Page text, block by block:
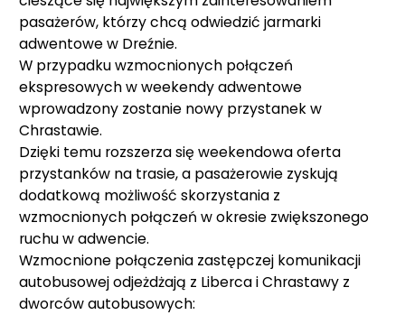
pasażerów, którzy chcą odwiedzić jarmarki
adwentowe w Dreźnie.
W przypadku wzmocnionych połączeń
ekspresowych w weekendy adwentowe
wprowadzony zostanie nowy przystanek w
Chrastawie.
Dzięki temu rozszerza się weekendowa oferta
przystanków na trasie, a pasażerowie zyskują
dodatkową możliwość skorzystania z
wzmocnionych połączeń w okresie zwiększonego
ruchu w adwencie.
Wzmocnione połączenia zastępczej komunikacji
autobusowej odjeżdżają z Liberca i Chrastawy z
dworców autobusowych: